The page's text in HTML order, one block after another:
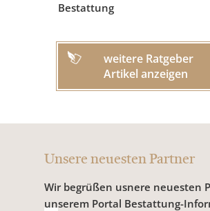
Bestattung
weitere Ratgeber
Artikel anzeigen
Unsere neuesten Partner
Wir begrüßen usnere neuesten
unserem Portal Bestattung-